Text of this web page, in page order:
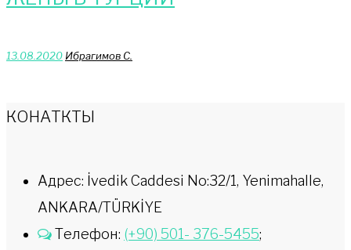
13.08.2020 Ибрагимов С.
КОНАТКТЫ
Адрес: İvedik Caddesi No:32/1, Yenimahalle,
ANKARA/TÜRKİYE
Телефон: (+90) 501- 376-5455;